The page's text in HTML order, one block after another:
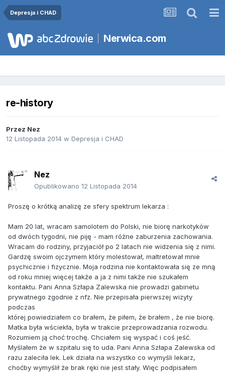
Depresja i CHAD
Nerwica.com
re-history
Przez Nez
12 Listopada 2014 w Depresja i CHAD
Nez
Opublikowano 12 Listopada 2014
Proszę o krótką analizę ze sfery spektrum lekarza :
Mam 20 lat, wracam samolotem do Polski, nie biorę narkotyków
od dwóch tygodni, nie piję - mam różne zaburzenia zachowania.
Wracam do rodziny, przyjaciół po 2 latach nie widzenia się z nimi.
Gardzę swoim ojczymem który molestował, maltretował mnie
psychicznie i fizycznie. Moja rodzina nie kontaktowała się ze mną
od roku mniej więcej także a ja z nimi także nie szukałem
kontaktu. Pani Anna Szłapa Zalewska nie prowadzi gabinetu
prywatnego zgodnie z nfz. Nie przepisała pierwszej wizyty
podczas
której powiedziałem co brałem, że piłem, że brałem , że nie biorę.
Matka była wściekła, była w trakcie przeprowadzania rozwodu.
Rozumiem ją choć trochę. Chciałem się wyspać i coś jeść.
Myślałem że w szpitalu się to uda. Pani Anna Szłapa Zalewska od
razu zaleciła lek. Lek działa na wszystko co wymyśli lekarz,
choćby wymyślił że brak ręki nie jest stały. Więc podpisałem